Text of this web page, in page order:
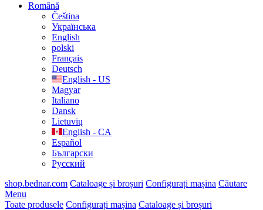
Română
Čeština
Українська
English
polski
Français
Deutsch
English - US
Magyar
Italiano
Dansk
Lietuvių
English - CA
Español
Български
Русский
shop.bednar.com Cataloage și broșuri Configurați mașina Căutare
Menu
Toate produsele Configurați mașina Cataloage și broșuri